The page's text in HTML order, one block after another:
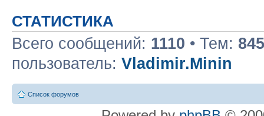
СТАТИСТИКА
Всего сообщений: 1110 • Тем: 845
пользователь: Vladimir.Minin
Список форумов